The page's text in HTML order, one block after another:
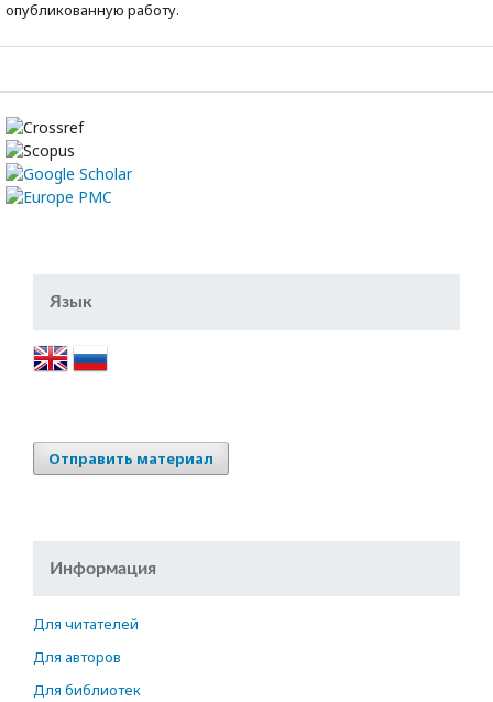
опубликованную работу.
Язык
Отправить материал
Информация
Для читателей
Для авторов
Для библиотек